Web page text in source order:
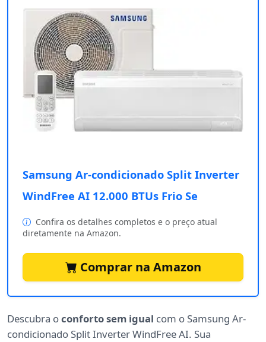
Samsung Ar-condicionado Split Inverter
WindFree AI 12.000 BTUs Frio Se
Confira os detalhes completos e o preço atual
diretamente na Amazon.
Comprar na Amazon
Descubra oconforto sem igual com o Samsung Ar-
condicionado Split Inverter WindFree AI. Sua